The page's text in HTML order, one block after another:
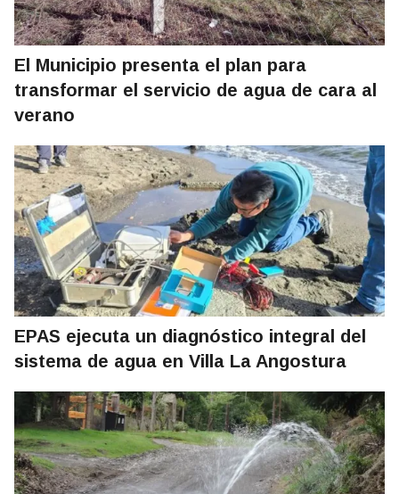
El Municipio presenta el plan para
transformar el servicio de agua de cara al
verano
EPAS ejecuta un diagnóstico integral del
sistema de agua en Villa La Angostura